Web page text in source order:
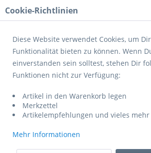
Menü
Übersicht Derbystar
v22
Cookie-Richtlinien
Diese Website verwendet Cookies, um
Funktionalität bieten zu können. Wenn
einverstanden sein solltest, stehen Dir
Funktionen nicht zur Verfügung:
Artikel in den Warenkorb legen
Merkzettel
Artikelempfehlungen und vieles mehr
Mehr Informationen